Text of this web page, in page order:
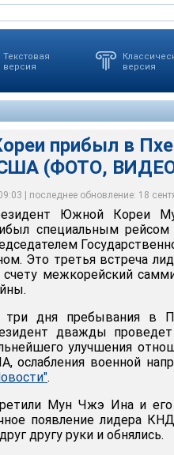
Текстовая
версия
версия
прибыл в
(ФОТО,
| последнее обновление: 18
Ин во вторник прибыл
Государственного
Корей и пятый по счету
(Jeon Han)Южной Кореи
специальным
Это третья встреча
счету межкорейский
три дня пребывания в
дважды
улучшения
ослабления военной
.
Мун Чжэ Ина и его
появление лидера
другу руки и обнялись.